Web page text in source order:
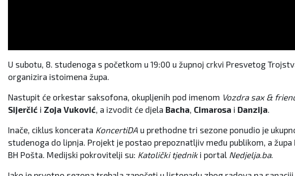
U subotu, 8. studenoga s početkom u 19:00 u župnoj crkvi Presvetog
organizira istoimena župa.
Nastupit će orkestar saksofona, okupljenih pod imenom Vozdra sax &
Sijerčić i Zoja Vuković, a izvodit će djela Bacha, Cimarosa i Danzija.
Inače, ciklus koncerata KoncertiDA u prethodne tri sezone ponudio je
studenoga do lipnja. Projekt je postao prepoznatljiv među publikom, a
BH Pošta. Medijski pokrovitelji su: Katolički tjedniki portal Nedjelja.ba.